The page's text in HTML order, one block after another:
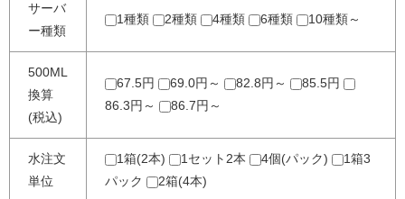
サーバ
ー種類
1種類 2種類 4種類 6種類 10種類～
500ML
換算
(税込)
67.5円 69.0円～ 82.8円～
85.5円
86.3円～
86.7円～
水注文
単位
1箱(2本) 1セット2本 4個(パック)
1箱3
パック
2箱(4本)